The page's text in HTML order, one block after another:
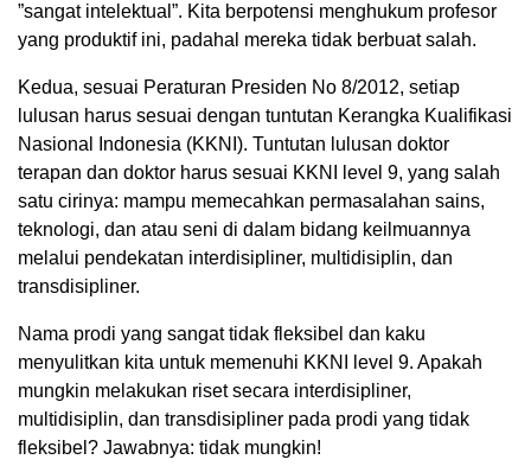
”sangat intelektual”. Kita berpotensi menghukum profesor
yang produktif ini, padahal mereka tidak berbuat salah.
Kedua, sesuai Peraturan Presiden No 8/2012, setiap
lulusan harus sesuai dengan tuntutan Kerangka Kualifikasi
Nasional Indonesia (KKNI). Tuntutan lulusan doktor
terapan dan doktor harus sesuai KKNI level 9, yang salah
satu cirinya: mampu memecahkan permasalahan sains,
teknologi, dan atau seni di dalam bidang keilmuannya
melalui pendekatan interdisipliner, multidisiplin, dan
transdisipliner.
Nama prodi yang sangat tidak fleksibel dan kaku
menyulitkan kita untuk memenuhi KKNI level 9. Apakah
mungkin melakukan riset secara interdisipliner,
multidisiplin, dan transdisipliner pada prodi yang tidak
fleksibel? Jawabnya: tidak mungkin!